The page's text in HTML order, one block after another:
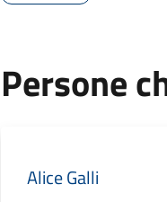
Persone
Alice Galli